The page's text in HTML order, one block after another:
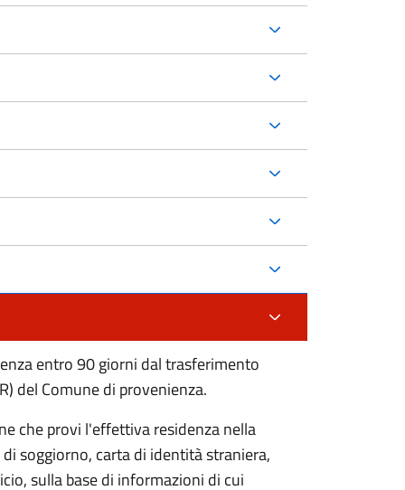
entro 90 giorni dal trasferimento
del Comune di provenienza.
che provi l'effettiva residenza nella
soggiorno, carta di identità straniera,
sulla base di informazioni di cui